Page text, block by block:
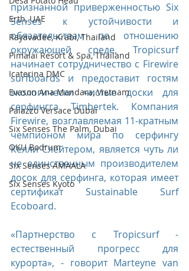
Erth, UAE
Rayavadee, Krabi, Thailand
Pimalai Resort & Spa, Thailand
Icaterina DMC
Evason Ana Mandara, Vietnam
Palazzo Versace Dubai
Six Senses The Palm, Dubai
OKU Bodrum
Six Senses AMAALA
Six Senses Kyoto
признанной приверженностью Six
Senses к устойчивости и
обязательствам по отношению
окружающей среде, Tropicsurf
начинает сотрудничество с Firewire
surfboards и предоставит гостям
экологически чистые доски для
серфингга Timbertek. Компания
Firewire, возглавляемая 11-кратным
чемпионом мира по серфингу
Келли Слейтером, является чуть ли
не единственным производителем
досок для серфинга, которая имеет
сертификат Sustainable Surf
Ecoboard.​
​«Партнерство с Tropicsurf -
естественный прогресс для
курорта», - говорит Marteyne van